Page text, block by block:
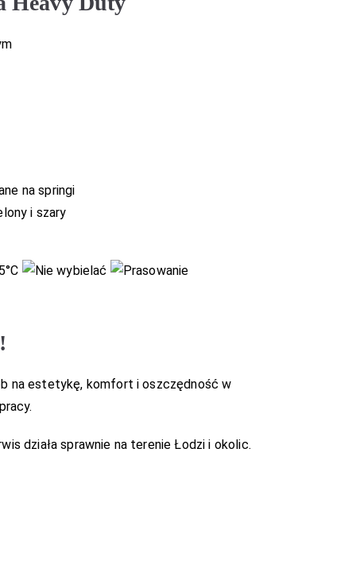
na springi
i szary
na estetykę, komfort i oszczędność w
działa sprawnie na terenie Łodzi i okolic.